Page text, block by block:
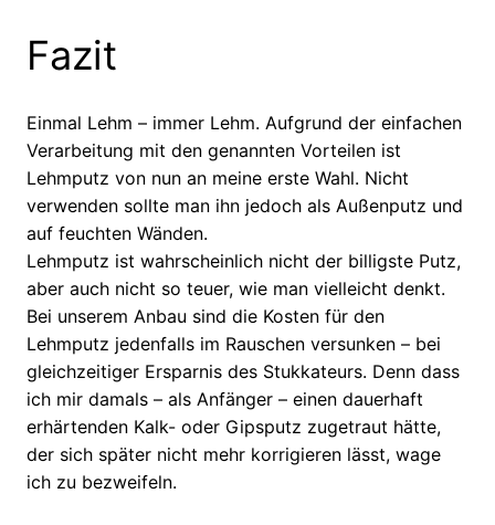
Fazit
Einmal Lehm – immer Lehm. Aufgrund der einfachen
Verarbeitung mit den genannten Vorteilen ist
Lehmputz von nun an meine erste Wahl. Nicht
verwenden sollte man ihn jedoch als Außenputz und
auf feuchten Wänden.
Lehmputz ist wahrscheinlich nicht der billigste Putz,
aber auch nicht so teuer, wie man vielleicht denkt.
Bei unserem Anbau sind die Kosten für den
Lehmputz jedenfalls im Rauschen versunken – bei
gleichzeitiger Ersparnis des Stukkateurs. Denn dass
ich mir damals – als Anfänger – einen dauerhaft
erhärtenden Kalk- oder Gipsputz zugetraut hätte,
der sich später nicht mehr korrigieren lässt, wage
ich zu bezweifeln.